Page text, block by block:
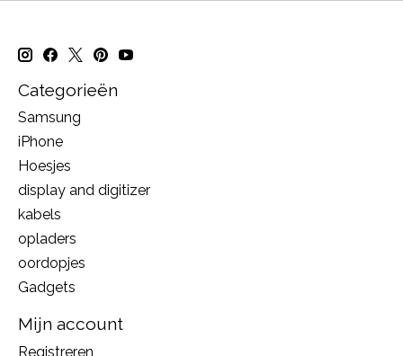
Categorieën
Samsung
iPhone
Hoesjes
display and digitizer
kabels
opladers
oordopjes
Gadgets
Mijn account
Registreren